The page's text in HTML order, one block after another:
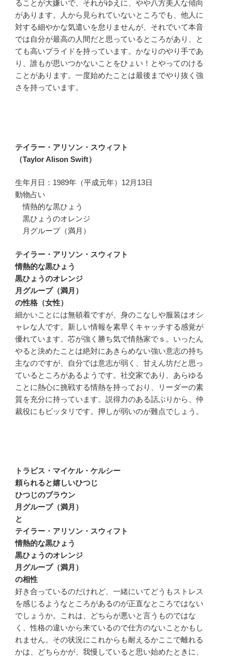
ることが大嫌いで、それがゆえに、やや八方美人な傾向
があります。人から見られていないところでも、他人に
対する細やかな気遣いを怠りませんが、それでいて本音
では自分が最高の人間だと思っているところがあり、と
ても高いプライドを持っています。かなりのやり手であ
り、誰もが思いつかないことをひょい！とやってのける
ことがあります。一度始めたことは最後までやり抜く強
さを持っています。
テイラー・アリソン・スウィフト
（Taylor Alison Swift）
生年月日：1989年（平成元年）12月13日
動物占い
情熱的な黒ひょう
黒ひょうのオレンジ
月グループ（満月）
テイラー・アリソン・スウィフト
情熱的な黒ひょう
黒ひょうのオレンジ
月グループ（満月）
の性格（女性）
細かいことには無頓着ですが、身のこなしや服装はオシ
ャレな人です。新しい情報を素早くキャッチする感覚が
優れています。芯が強く勝ち気で情熱家でｓ。いったん
やると決めたことは絶対にあきらめない強い意志の持ち
主なのですが、自分では意志が弱く、甘えん坊だと思っ
ているところがあるようです。社交家であり、あらゆる
ことに熱心に挑戦する情熱を持っており、リーダーの素
質を充分に持っています。説得力のある話ぶりから、仲
裁役にもピッタリです。押しが弱いのが難点でしょう。
トラビス・マイケル・ケルシー
頼られると嬉しいひつじ
ひつじのブラウン
月グループ（満月）
と
テイラー・アリソン・スウィフト
情熱的な黒ひょう
黒ひょうのオレンジ
月グループ（満月）
の相性
好き合っているのだけれど、一緒にいてどうもストレス
を感じるようなところがあるのが正直なところではない
でしょうか。これは、どちらが悪いと言うものではな
く、性格の違いから来ているので仕方のないことかもし
れません。その状況にこれからも耐えるかここで離れる
かは、どちらかが、我慢していると思い始めたときに、